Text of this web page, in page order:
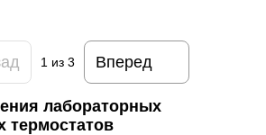
лабораторных
термостатов
1 из 3 Вперед